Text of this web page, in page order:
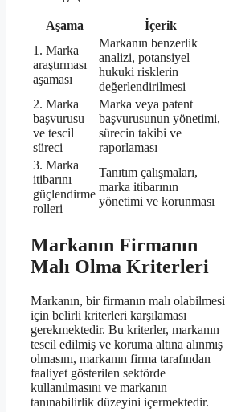
Aşama
İçerik
1. Marka
araştırması
aşaması
Markanın benzerlik
analizi, potansiyel
hukuki risklerin
değerlendirilmesi
2. Marka
başvurusu
ve tescil
süreci
Marka veya patent
başvurusunun yönetimi,
sürecin takibi ve
raporlaması
3. Marka
itibarını
güçlendirme
rolleri
Tanıtım çalışmaları,
marka itibarının
yönetimi ve korunması
Markanın Firmanın
Malı Olma Kriterleri
Markanın, bir firmanın malı olabilmesi
için belirli kriterleri karşılaması
gerekmektedir. Bu kriterler, markanın
tescil edilmiş ve koruma altına alınmış
olmasını, markanın firma tarafından
faaliyet gösterilen sektörde
kullanılmasını ve markanın
tanınabilirlik düzeyini içermektedir.